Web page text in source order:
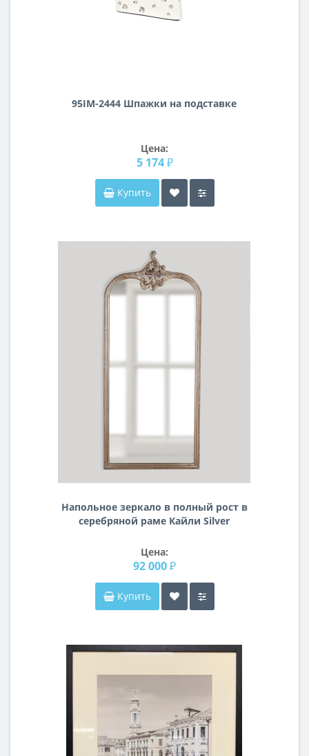
95IM-2444 Шпажки на подставке
Цена:
5 174 ₽
Купить
Напольное зеркало в полный рост в
серебряной раме Кайли Silver
Цена:
92 000 ₽
Купить